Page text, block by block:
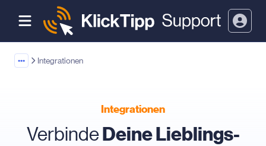
••• Integrationen
Integrationen
VerbindeDeine Lieblings-